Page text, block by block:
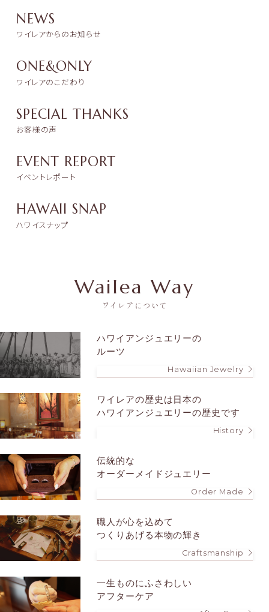
NEWS
ワイレアからのお知らせ
ONE&ONLY
ワイレアのこだわり
SPECIAL THANKS
お客様の声
EVENT REPORT
イベントレポート
HAWAII SNAP
ハワイスナップ
Wailea Way
ワイレアについて
ハワイアンジュエリーの
ルーツ
Hawaiian Jewelry
ワイレアの歴史は日本の
ハワイアンジュエリーの歴史です
History
伝統的な
オーダーメイドジュエリー
Order Made
職人が心を込めて
つくりあげる本物の輝き
Craftsmanship
一生ものにふさわしい
アフターケア